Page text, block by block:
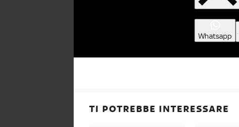
Whatsapp
TI POTREBBE INTERESSARE